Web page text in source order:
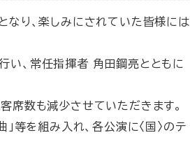
なり、楽しみにされていた皆様には
い、常任指揮者 角田鋼亮とともに
席数も減少させていただきます。
等を組み入れ、各公演に〈国〉のテ